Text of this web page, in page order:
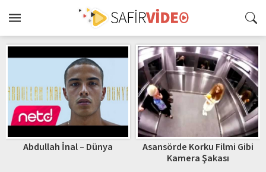
Abdullah İnal – Dünya
Asansörde Korku Filmi Gibi
Kamera Şakası